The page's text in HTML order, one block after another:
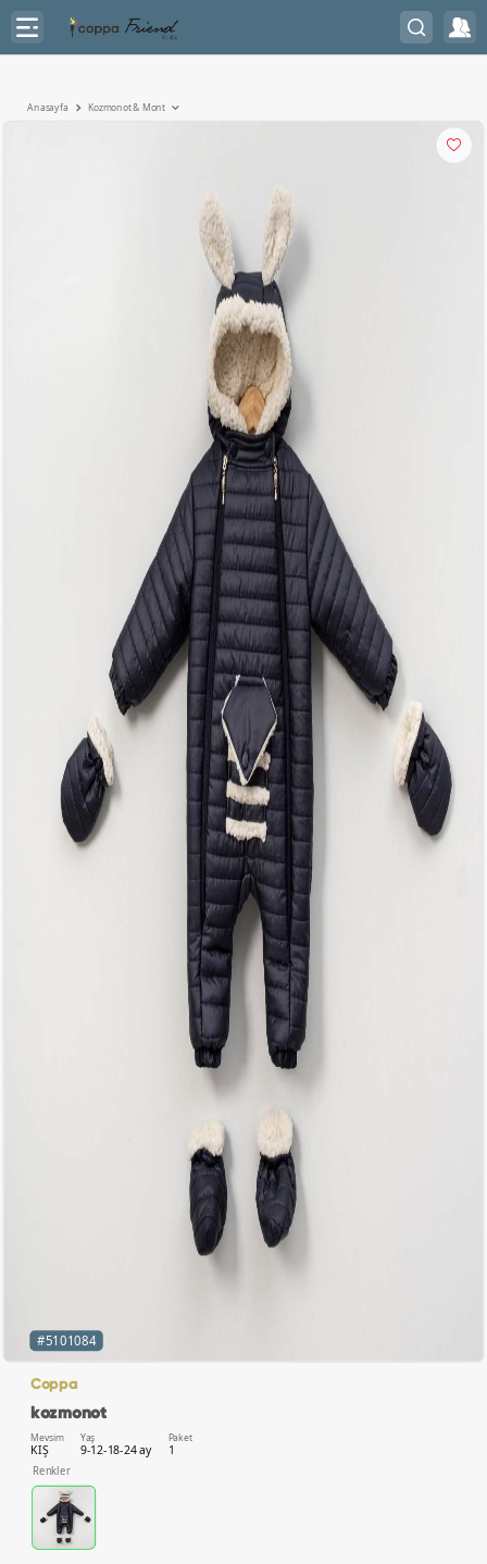
Anasayfa Kozmonot & Mont
#5101084
Coppa
kozmonot
Mevsim
KIŞ
Yaş
9-12-18-24 ay
Paket
1
Renkler